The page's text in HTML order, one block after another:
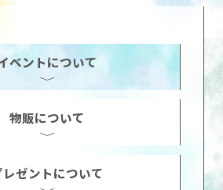
ベントについて
物販について
レゼントについて